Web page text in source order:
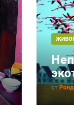
от